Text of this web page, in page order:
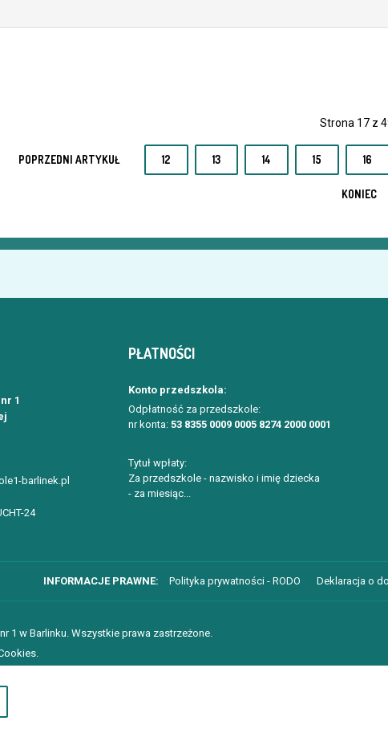
Strona 17 z
POPRZEDNI ARTYKUŁ 12 13 14 15 16
KONIEC
1
barlinek.pl
24
PŁATNOŚCI
Konto przedszkola:
Odpłatność za przedszkole:
nr konta: 53 8355 0009 0005 8274 2000 0001
Tytuł wpłaty:
Za przedszkole - nazwisko i imię dziecka
- za miesiąc...
Polityka prywatności - RODO Deklaracja o
1 w Barlinku. Wszystkie prawa zastrzeżone.
ich używania i możliwości zmiany ustawień Cookies w przeglądarce.